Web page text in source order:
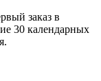
заказ в
30 календарных